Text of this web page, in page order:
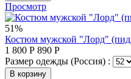
Просмотр
51%
Костюм мужской "Лорд"
1 800 Р 890 Р
Размер одежды (Россия) :
В корзину